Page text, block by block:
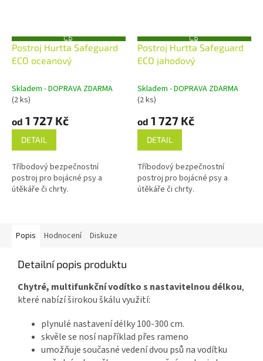
Z
D
A
Postroj Hurtta Safeguard
ECO oceanový
Skladem - DOPRAVA ZDARMA
(2 ks)
od 1 727 Kč
DETAIL
Tříbodový bezpečnostní
postroj pro bojácné psy a
útěkáře či chrty.
Z
D
A
Postroj Hurtta Safeguard
ECO jahodový
Skladem - DOPRAVA ZDARMA
(2 ks)
od 1 727 Kč
DETAIL
Tříbodový bezpečnostní
postroj pro bojácné psy a
útěkáře či chrty.
Popis Hodnocení Diskuze
Detailní popis produktu
Chytré, multifunkční vodítko s nastavitelnou délkou,
které nabízí širokou škálu využití:
plynulé nastavení délky 100-300 cm.
skvěle se nosí například přes rameno
umožňuje současné vedení dvou psů na vodítku